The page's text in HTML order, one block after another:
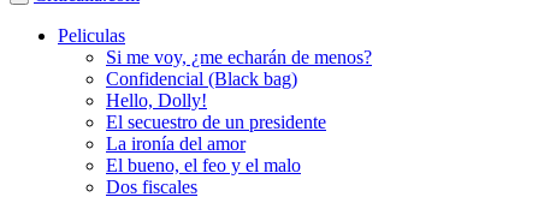
Peliculas
Si me voy, ¿me echarán de menos?
Confidencial (Black bag)
Hello, Dolly!
El secuestro de un presidente
La ironía del amor
El bueno, el feo y el malo
Dos fiscales